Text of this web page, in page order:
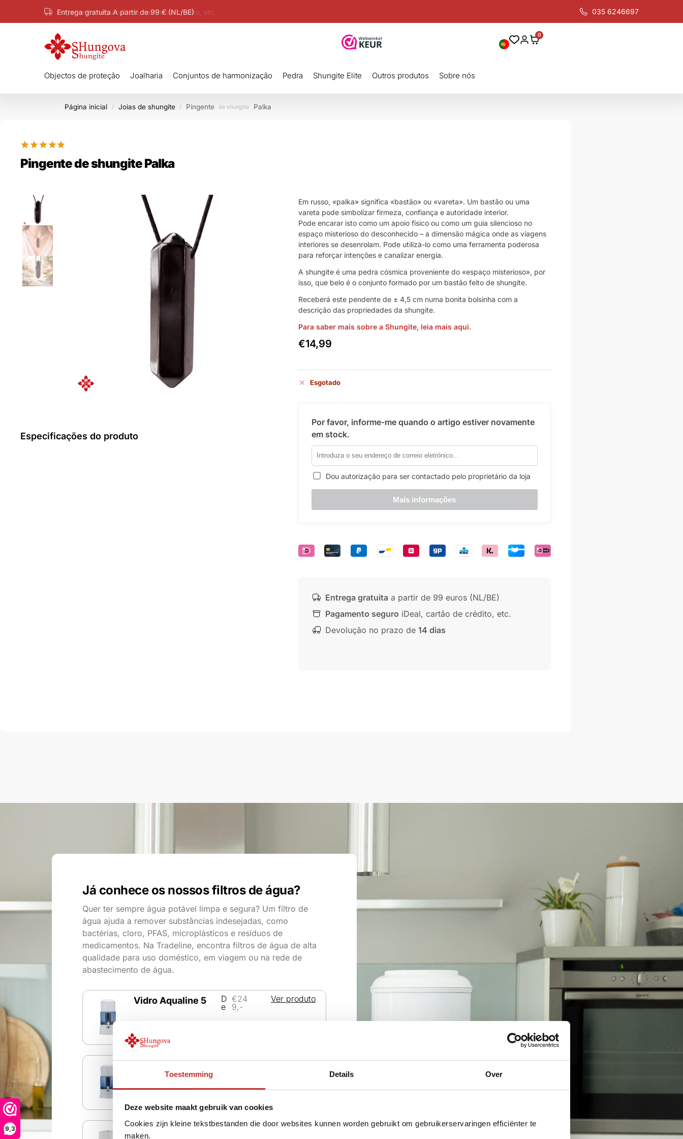
9,3
Toestemming Details Over
Deze website maakt gebruik van cookies
Cookies zijn kleine tekstbestanden die door websites kunnen worden gebruikt om gebruikerservaringen efficiënter te
maken.
Pagamento seguro iDeal, cartão de crédito, etc. 035 6246697
0
Objectos de proteção Joalharia Conjuntos de harmonização Pedra Shungite Elite Outros produtos Sobre nós
Página inicial / Joias de shungite / Pingente de shungite Palka
Pingente de shungite Palka
Especificações do produto
Em russo, «palka» significa «bastão» ou «vareta». Um bastão ou uma
vareta pode simbolizar firmeza, confiança e autoridade interior.
Pode encarar isto como um apoio físico ou como um guia silencioso no
espaço misterioso do desconhecido – a dimensão mágica onde as viagens
interiores se desenrolam. Pode utilizá-lo como uma ferramenta poderosa
para reforçar intenções e canalizar energia.
A shungite é uma pedra cósmica proveniente do «espaço misterioso», por
isso, que belo é o conjunto formado por um bastão feito de shungite.
Receberá este pendente de ± 4,5 cm numa bonita bolsinha com a
descrição das propriedades da shungite.
Para saber mais sobre a Shungite, leia mais aqui.
€14,99
Esgotado
Por favor, informe-me quando o artigo estiver novamente
em stock.
Dou autorização para ser contactado pelo proprietário da loja
Entrega gratuita a partir de 99 euros (NL/BE)
Pagamento seguro iDeal, cartão de crédito, etc.
Devolução no prazo de 14 dias
Já conhece os nossos filtros de água?
Quer ter sempre água potável limpa e segura? Um filtro de
água ajuda a remover substâncias indesejadas, como
bactérias, cloro, PFAS, microplásticos e resíduos de
medicamentos. Na Tradeline, encontra filtros de água de alta
qualidade para uso doméstico, em viagem ou na rede de
abastecimento de água.
Vidro Aqualine 5
D
e
€24
9,-
Ver produto
D €27
Ver produto
Vidro Aqualine 18
D €29
Ver produto